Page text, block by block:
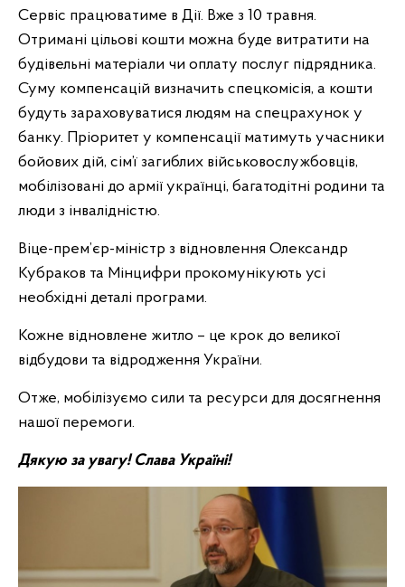
Сервіс працюватиме в Дії. Вже з 10 травня.
Отримані цільові кошти можна буде витратити на
будівельні матеріали чи оплату послуг підрядника.
Суму компенсацій визначить спецкомісія, а кошти
будуть зараховуватися людям на спецрахунок у
банку. Пріоритет у компенсації матимуть учасники
бойових дій, сім’ї загиблих військовослужбовців,
мобілізовані до армії українці, багатодітні родини та
люди з інвалідністю.
Віце-прем’єр-міністр з відновлення Олександр
Кубраков та Мінцифри прокомунікують усі
необхідні деталі програми.
Кожне відновлене житло – це крок до великої
відбудови та відродження України.
Отже, мобілізуємо сили та ресурси для досягнення
нашої перемоги.
Дякую за увагу! Слава Україні!